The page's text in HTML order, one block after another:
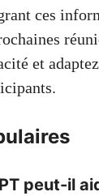
ces
et adaptez
peut-il